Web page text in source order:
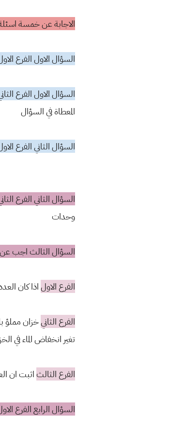
الاجابة عن خمسة اسئلة
السؤال الاول الفرع
السؤال الاول الفرع
المعطاة في السؤال
السؤال الثاني الفرع
السؤال الثاني الفرع
وحدات
السؤال الثالث اجب
الفرع الاولاذا كان
الفرع الثاني
تغير انخفاض الماء في
الفرع الثالثاثبت ان
السؤال الرابع الفرع